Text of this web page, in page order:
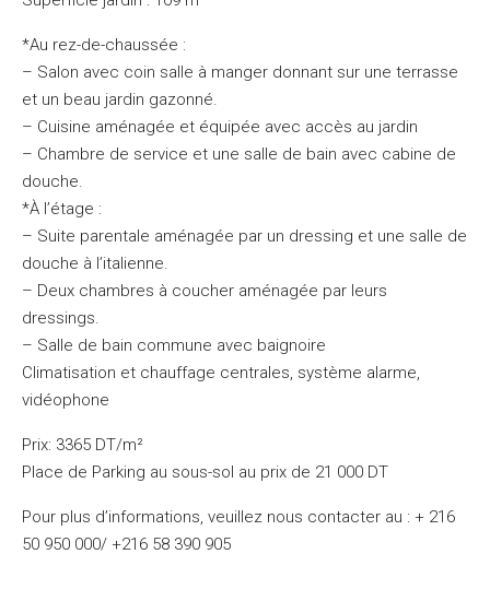
*Au rez-de-chaussée :
– Salon avec coin salle à manger donnant sur une terrasse
et un beau jardin gazonné.
– Cuisine aménagée et équipée avec accès au jardin
– Chambre de service et une salle de bain avec cabine de
douche.
*À l’étage :
– Suite parentale aménagée par un dressing et une salle de
douche à l’italienne.
– Deux chambres à coucher aménagée par leurs
dressings.
– Salle de bain commune avec baignoire
Climatisation et chauffage centrales, système alarme,
vidéophone
Prix: 3365 DT/m²
Place de Parking au sous-sol au prix de 21 000 DT
Pour plus d’informations, veuillez nous contacter au : + 216
50 950 000/ +216 58 390 905